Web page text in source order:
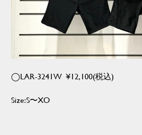
◯LAR-3241W ¥12,100(税込)
Size:S〜XO